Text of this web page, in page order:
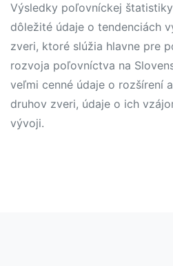
Výsledky poľovníckej
dôležité údaje o tendenciách
zveri, ktoré slúžia hlavne pre
rozvoja poľovníctva na
veľmi cenné údaje o rozšírení
druhov zveri, údaje o ich
vývoji.